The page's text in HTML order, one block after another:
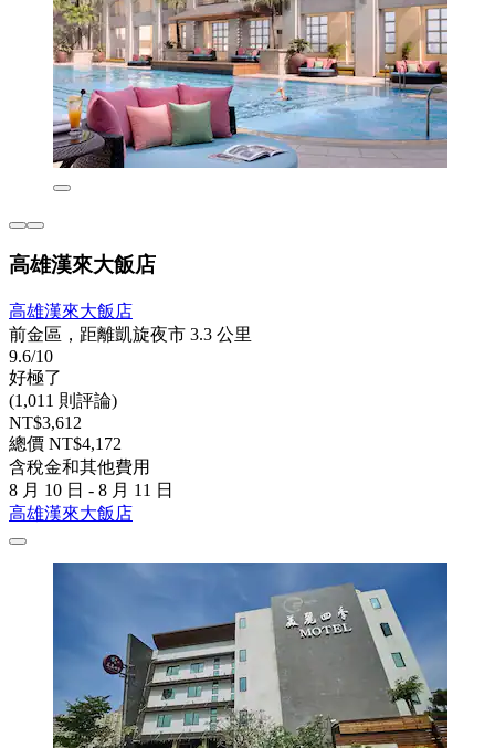
高雄漢來大飯店
高雄漢來大飯店
前金區，距離凱旋夜市 3.3 公里
9.6/10
好極了
(1,011 則評論)
NT$3,612
總價 NT$4,172
含稅金和其他費用
8 月 10 日 - 8 月 11 日
高雄漢來大飯店